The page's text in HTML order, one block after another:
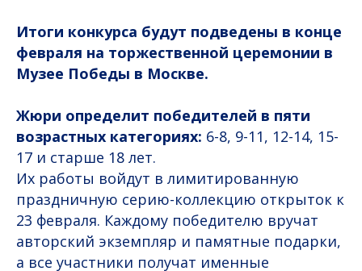
Итоги конкурса будут подведены в конце
февраля на торжественной церемонии в
Музее Победы в Москве.
Жюри определит победителей в пяти
возрастных категориях: 6-8, 9-11, 12-14, 15-
17 и старше 18 лет.
Их работы войдут в лимитированную
праздничную серию-коллекцию открыток к
23 февраля. Каждому победителю вручат
авторский экземпляр и памятные подарки,
а все участники получат именные